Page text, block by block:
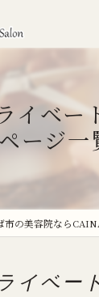
イベー
ページ一
市の美容院なら
イベー